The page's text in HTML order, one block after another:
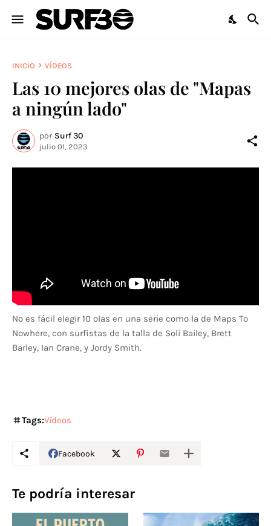
INICIO VÍDEOS
Las 10 mejores olas de "Mapas
a ningún lado"
por Surf 30
julio 01, 2023
No es fácil elegir 10 olas en una serie como la de Maps To
Nowhere, con surfistas de la talla de Soli Bailey, Brett
Barley, Ian Crane, y Jordy Smith.
Tags:Vídeos
Facebook
Te podría interesar